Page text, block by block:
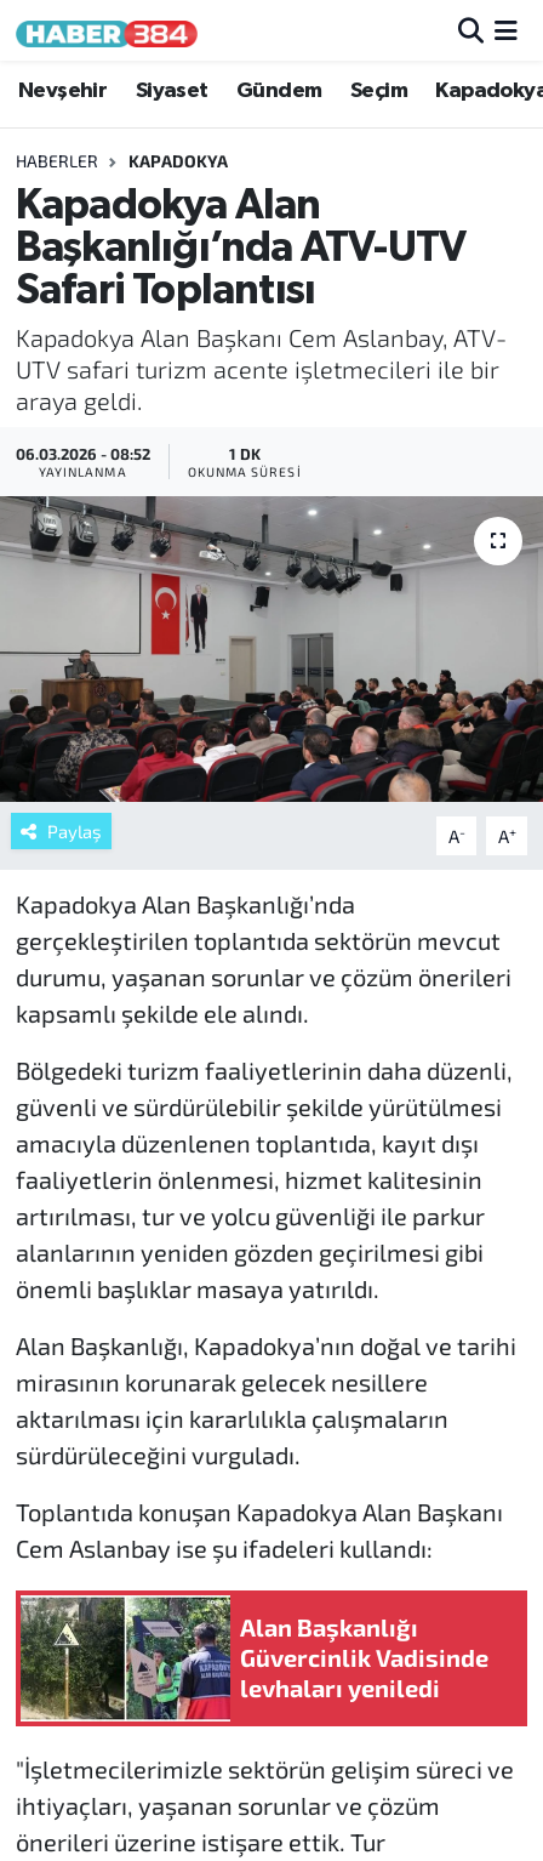
Nevşehir Siyaset Gündem Seçim
HABERLER KAPADOKYA
Kapadokya Alan
Başkanlığı’nda ATV-UTV
Safari Toplantısı
Kapadokya Alan Başkanı Cem Aslanbay, ATV-
UTV safari turizm acente işletmecileri ile bir
araya geldi.
06.03.2026 - 08:52
YAYINLANMA
1 DK
OKUNMA SÜRESI
Paylaş A- A+
Kapadokya Alan Başkanlığı’nda
gerçekleştirilen toplantıda sektörün mevcut
durumu, yaşanan sorunlar ve çözüm önerileri
kapsamlı şekilde ele alındı.
Bölgedeki turizm faaliyetlerinin daha düzenli,
güvenli ve sürdürülebilir şekilde yürütülmesi
amacıyla düzenlenen toplantıda, kayıt dışı
faaliyetlerin önlenmesi, hizmet kalitesinin
artırılması, tur ve yolcu güvenliği ile parkur
alanlarının yeniden gözden geçirilmesi gibi
önemli başlıklar masaya yatırıldı.
Alan Başkanlığı, Kapadokya’nın doğal ve tarihi
mirasının korunarak gelecek nesillere
aktarılması için kararlılıkla çalışmaların
sürdürüleceğini vurguladı.
Toplantıda konuşan Kapadokya Alan Başkanı
Cem Aslanbay ise şu ifadeleri kullandı:
Alan Başkanlığı
Güvercinlik Vadisinde
levhaları yeniledi
"İşletmecilerimizle sektörün gelişim süreci ve
ihtiyaçları, yaşanan sorunlar ve çözüm
önerileri üzerine istişare ettik. Tur
Nöbetçi Eczaneler
Hava Durumu
Trafik Durumu
Süper Lig Puan Durumu ve Fikstür
Tüm Manşetler
Son Dakika Haberleri
Haber Arşivi